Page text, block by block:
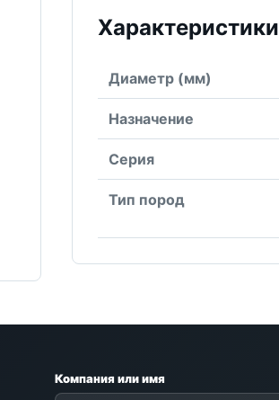
Характеристики
Диаметр (мм)
Назначение
Серия
Тип пород
Компания или имя